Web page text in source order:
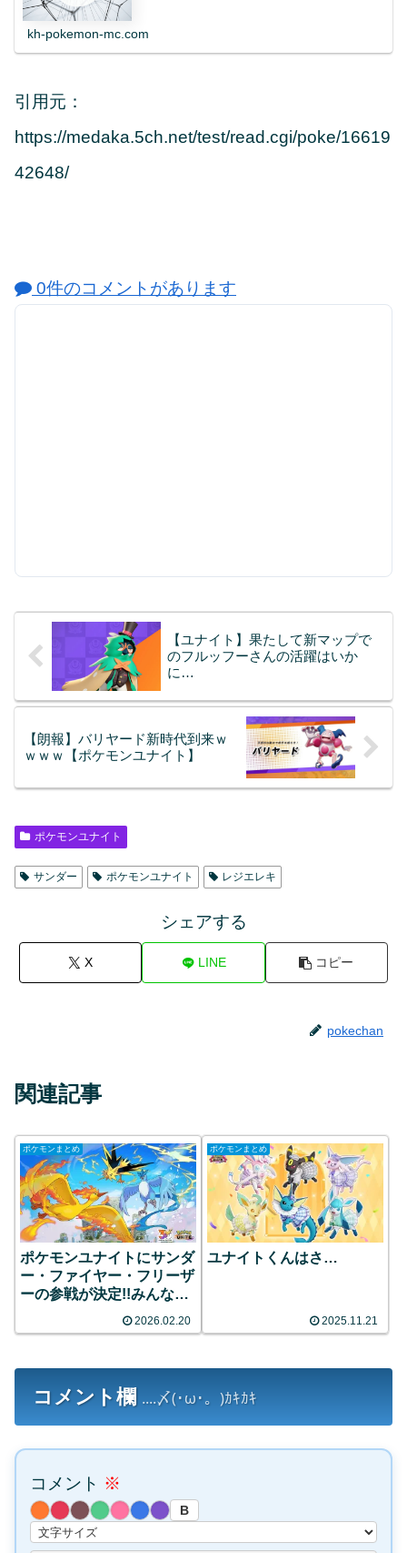
kh-pokemon-mc.com
引用元：
https://medaka.5ch.net/test/read.cgi/poke/16619
42648/
0件のコメントがあります
【ユナイト】果たして新マップで
のフルッフーさんの活躍はいか
に…
【朗報】バリヤード新時代到来ｗ
ｗｗｗ【ポケモンユナイト】
ポケモンユナイト
サンダー ポケモンユナイト レジエレキ
シェアする
X LINE コピー
pokechan
関連記事
ポケモンまとめ
ポケモンユナイトにサンダ
ー・ファイヤー・フリーザ
ーの参戦が決定!!みんなの
2026.02.20
ポケモンまとめ
ユナイトくんはさ…
2025.11.21
コメント欄 ....〆(･ω･。)ｶｷｶｷ
コメント ※
B